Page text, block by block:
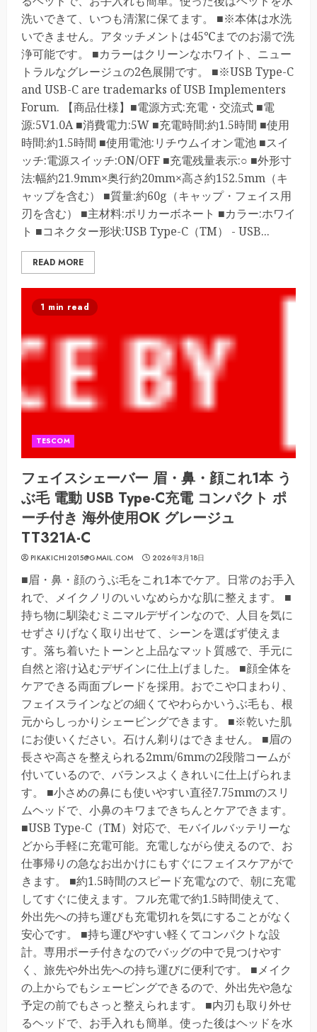
洗いできて、いつも清潔に保てます。 ■※本体は水洗
いできません。アタッチメントは45℃までのお湯で洗
浄可能です。 ■カラーはクリーンなホワイト、ニュー
トラルなグレージュの2色展開です。 ■※USB Type-C
and USB-C are trademarks of USB Implementers
Forum. 【商品仕様】■電源方式:充電・交流式 ■電
源:5V1.0A ■消費電力:5W ■充電時間:約1.5時間 ■使用
時間:約1.5時間 ■使用電池:リチウムイオン電池 ■スイ
ッチ:電源スイッチ:ON/OFF ■充電残量表示:○ ■外形寸
法:幅約21.9mm×奥行約20mm×高さ約152.5mm（キ
ャップを含む） ■質量:約60g（キャップ・フェイス用
刃を含む） ■主材料:ポリカーボネート ■カラー:ホワイ
ト ■コネクター形状:USB Type-C（TM） - USB...
READ MORE
1 min read
TESCOM
フェイスシェーバー 眉・鼻・顔これ1本 う
ぶ毛 電動 USB Type-C充電 コンパクト ポ
ーチ付き 海外使用OK グレージュ
TT321A-C
PIKAKICHI2015@GMAIL.COM 2026年3月18日
■眉・鼻・顔のうぶ毛をこれ1本でケア。日常のお手入
れで、メイクノリのいいなめらかな肌に整えます。 ■
持ち物に馴染むミニマルデザインなので、人目を気に
せずさりげなく取り出せて、シーンを選ばず使えま
す。落ち着いたトーンと上品なマット質感で、手元に
自然と溶け込むデザインに仕上げました。 ■顔全体を
ケアできる両面ブレードを採用。おでこや口まわり、
フェイスラインなどの細くてやわらかいうぶ毛も、根
元からしっかりシェービングできます。 ■※乾いた肌
にお使いください。石けん剃りはできません。 ■眉の
長さや高さを整えられる2mm/6mmの2段階コームが
付いているので、バランスよくきれいに仕上げられま
す。 ■小さめの鼻にも使いやすい直径7.75mmのスリ
ムヘッドで、小鼻のキワまできちんとケアできます。
■USB Type-C（TM）対応で、モバイルバッテリーな
どから手軽に充電可能。充電しながら使えるので、お
仕事帰りの急なお出かけにもすぐにフェイスケアがで
きます。 ■約1.5時間のスピード充電なので、朝に充電
してすぐに使えます。フル充電で約1.5時間使えて、
外出先への持ち運びも充電切れを気にすることがなく
安心です。 ■持ち運びやすい軽くてコンパクトな設
計。専用ポーチ付きなのでバッグの中で見つけやす
く、旅先や外出先への持ち運びに便利です。 ■メイク
の上からでもシェービングできるので、外出先や急な
予定の前でもさっと整えられます。 ■内刃も取り外せ
るヘッドで、お手入れも簡単。使った後はヘッドを水